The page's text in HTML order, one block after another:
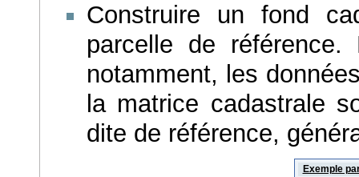
Construire un fond
parcelle de référence.
notamment, les
la matrice cadastrale
dite de référence,
Exemple